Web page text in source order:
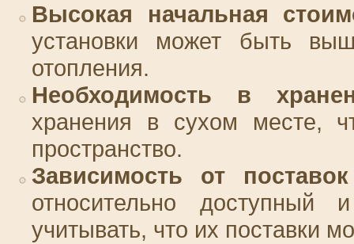
Высокая начальная
установки может быть
отопления.
Необходимость в
хранения в сухом месте,
пространство.
Зависимость от
относительно
учитывать, что их поставки